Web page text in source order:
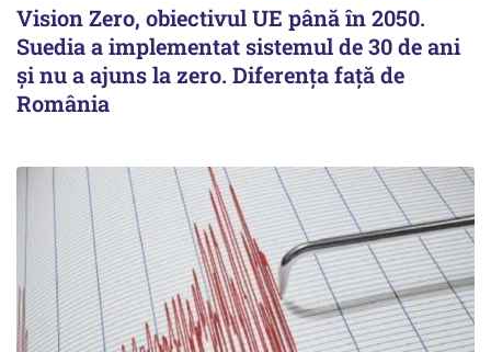
Vision Zero, obiectivul UE până în 2050.
Suedia a implementat sistemul de 30 de ani
şi nu a ajuns la zero. Diferenţa faţă de
România